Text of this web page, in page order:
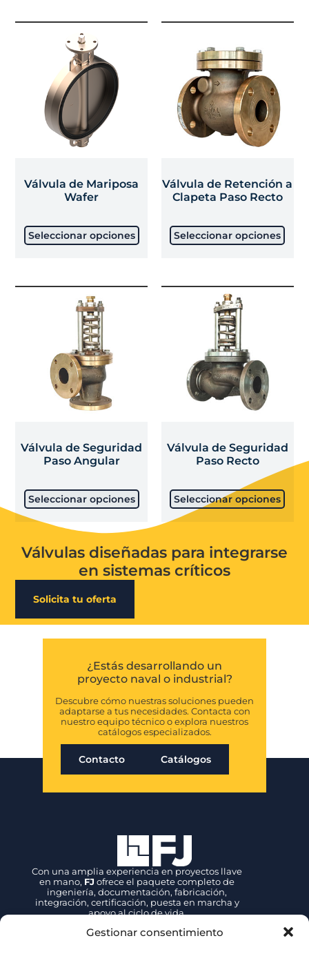
Gestionar consentimiento
Válvula de Mariposa
Wafer
Seleccionar opciones
Válvula de Retención a
Clapeta Paso Recto
Seleccionar opciones
Válvula de Seguridad
Paso Angular
Seleccionar opciones
Válvula de Seguridad
Paso Recto
Seleccionar opciones
Válvulas diseñadas para integrarse
en sistemas críticos
Solicita tu oferta
¿Estás desarrollando un
proyecto naval o industrial?
Descubre cómo nuestras soluciones pueden
adaptarse a tus necesidades. Contacta con
nuestro equipo técnico o explora nuestros
catálogos especializados.
Contacto Catálogos
Con una amplia experiencia en proyectos llave
en mano, FJ ofrece el paquete completo de
ingeniería, documentación, fabricación,
integración, certificación, puesta en marcha y
apoyo al ciclo de vida.